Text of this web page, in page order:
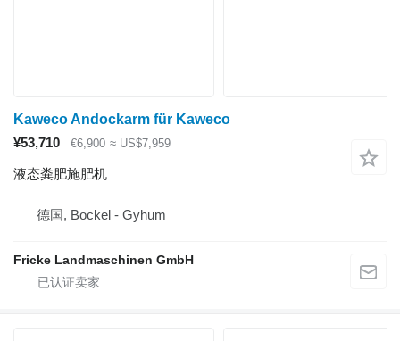
Kaweco Andockarm für Kaweco
¥53,710
€6,900 ≈ US$7,959
液态粪肥施肥机
德国, Bockel - Gyhum
Fricke Landmaschinen GmbH